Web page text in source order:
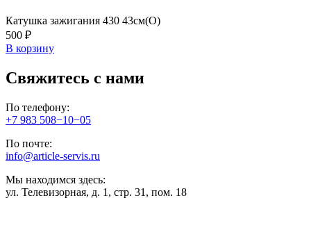
Катушка зажигания 430 43см(О)
500 ₽
В корзину
Свяжитесь с нами
По телефону:
+7 983 508−10−05
По почте:
info@article-servis.ru
Мы находимся здесь:
ул. Телевизорная, д. 1, стр. 31, пом. 18